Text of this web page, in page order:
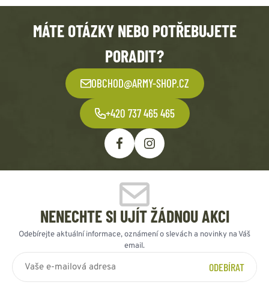
MÁTE OTÁZKY NEBO POTŘEBUJETE
PORADIT?
OBCHOD@ARMY-SHOP.CZ
+420 737 465 465
NENECHTE SI UJÍT ŽÁDNOU AKCI
Odebírejte aktuální informace, oznámení o slevách a novinky na Váš
email.
ODEBÍRAT